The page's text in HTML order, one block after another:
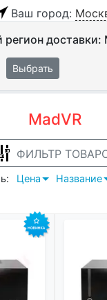
Ваш город:
доставки:
Выбрать
MadVR
ФИЛЬТР
Цена Название